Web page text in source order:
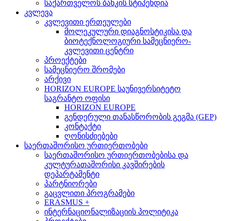
საქართველოს ბანკის სტიპენდია
კვლევა
კვლევითი ერთეულები
მოლეკულური დიაგნოსტიკისა და
ბიოტექნოლოგიური სამეცნიერო-
კვლევითი ცენტრი
პროექტები
სამეცნიერო შრომები
არქივი
HORIZON EUROPE საუნივერსიტეტო
საგრანტო ოფისი
HORIZON EUROPE
გენდერული თანასწორობის გეგმა (GEP)
კონტაქტი
ღონისძიებები
საერთაშორისო ურთიერთობები
საერთაშორისო ურთიერთობებისა და
კულტურათაშორისი კავშირების
დეპარტამენტი
პარტნიორები
გაცვლითი პროგრამები
ERASMUS +
ინტერნაციონალიზაციის პოლიტიკა